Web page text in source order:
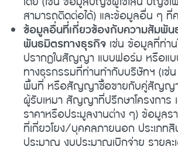
สามารถติดต่อได้) และข้อมูลอื่น ๆ ที่
ข้อมูลอื่นที่เกี่ยวข้องกับความสัมพัน
พันธมิตรทางธุรกิจ เช่น ข้อมูลที่ท่า
ปรากฏในสัญญา แบบฟอร์ม หรือแ
ทางธุรกรรมที่ท่านทำกับบริษัทฯ (เช่
พื้นที่ หรือสัญญาซื้อขายกับคู่สัญญ
ผู้รับเหมา สัญญาที่ปรึกษาโครงการ
ราคาหรือประมูลงานต่าง ๆ) ข้อมูล
ที่เกี่ยวโยง/บุคคลภายนอก ประเภทสิ